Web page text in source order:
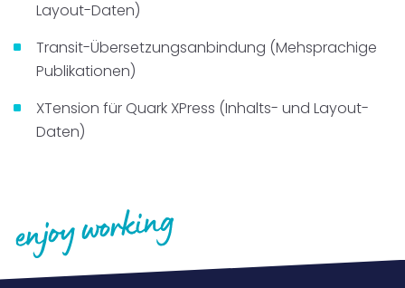
Layout-Daten)
Transit-Übersetzungsanbindung (Mehsprachige
Publikationen)
XTension für Quark XPress (Inhalts- und Layout-
Daten)